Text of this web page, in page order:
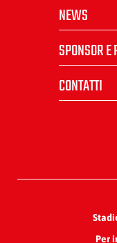
NEWS
SPONSOR
CONTATTI
Per